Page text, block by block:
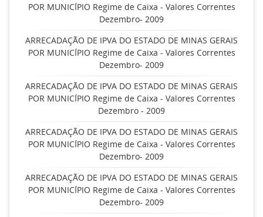
POR MUNICÍPIO Regime de Caixa - Valores Correntes
Dezembro- 2009
ARRECADAÇÃO DE IPVA DO ESTADO DE MINAS GERAIS
POR MUNICÍPIO Regime de Caixa - Valores Correntes
Dezembro- 2009
ARRECADAÇÃO DE IPVA DO ESTADO DE MINAS GERAIS
POR MUNICÍPIO Regime de Caixa - Valores Correntes
Dezembro - 2009
ARRECADAÇÃO DE IPVA DO ESTADO DE MINAS GERAIS
POR MUNICÍPIO Regime de Caixa - Valores Correntes
Dezembro- 2009
ARRECADAÇÃO DE IPVA DO ESTADO DE MINAS GERAIS
POR MUNICÍPIO Regime de Caixa - Valores Correntes
Dezembro- 2009